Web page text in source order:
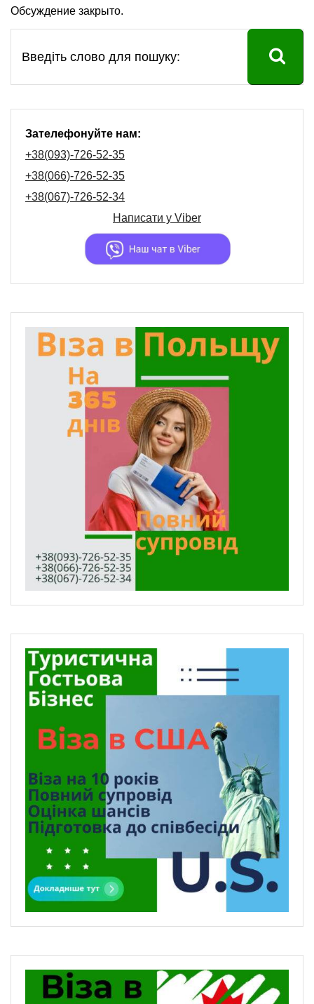
Обсуждение закрыто.
Зателефонуйте нам:
+38(093)-726-52-35
+38(066)-726-52-35
+38(067)-726-52-34
Написати у Viber